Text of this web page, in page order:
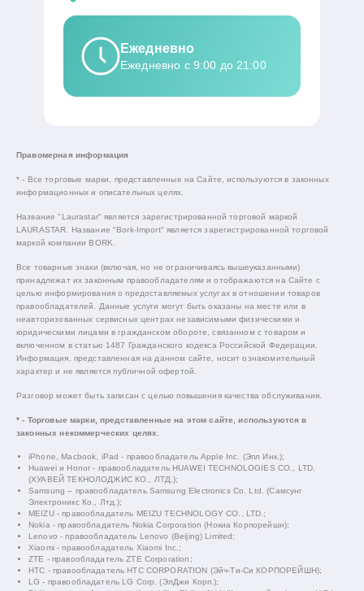
Ежедневно
Ежедневно с 9:00 до 21:00
Правомерная информация
* - Все торговые марки, представленные на Сайте, используются в законных
информационных и описательных целях.
Название "Laurastar" является зарегистрированной торговой маркой
LAURASTAR. Название "Bork-Import" является зарегистрированной торговой
маркой компании BORK.
Все товарные знаки (включая, но не ограничиваясь вышеуказанными)
принадлежат их законным правообладателям и отображаются на Сайте с
целью информирования о предоставляемых услугах в отношении товаров
правообладателей. Данные услуги могут быть оказаны на месте или в
неавторизованных сервисных центрах независимыми физическими и
юридическими лицами в гражданском обороте, связанном с товаром и
включенном в статью 1487 Гражданского кодекса Российской Федерации.
Информация, представленная на данном сайте, носит ознакомительный
характер и не является публичной офертой.
Разговор может быть записан с целью повышения качества обслуживания.
* - Торговые марки, представленные на этом сайте, используются в
законных некоммерческих целях.
iPhone, Macbook, iPad - правообладатель Apple Inc. (Эпл Инк.);
Huawei и Honor - правообладатель HUAWEI TECHNOLOGIES CO., LTD.
(ХУАВЕЙ ТЕКНОЛОДЖИС КО., ЛТД.);
Samsung – правообладатель Samsung Electronics Co. Ltd. (Самсунг
Электроникс Ко., Лтд.);
MEIZU - правообладатель MEIZU TECHNOLOGY CO., LTD.;
Nokia - правообладатель Nokia Corporation (Нокиа Корпорейшн);
Lenovo - правообладатель Lenovo (Beijing) Limited;
Xiaomi - правообладатель Xiaomi Inc.;
ZTE - правообладатель ZTE Corporation;
HTC - правообладатель HTC CORPORATION (Эйч-Ти-Си КОРПОРЕЙШН);
LG - правообладатель LG Corp. (ЭлДжи Корп.);